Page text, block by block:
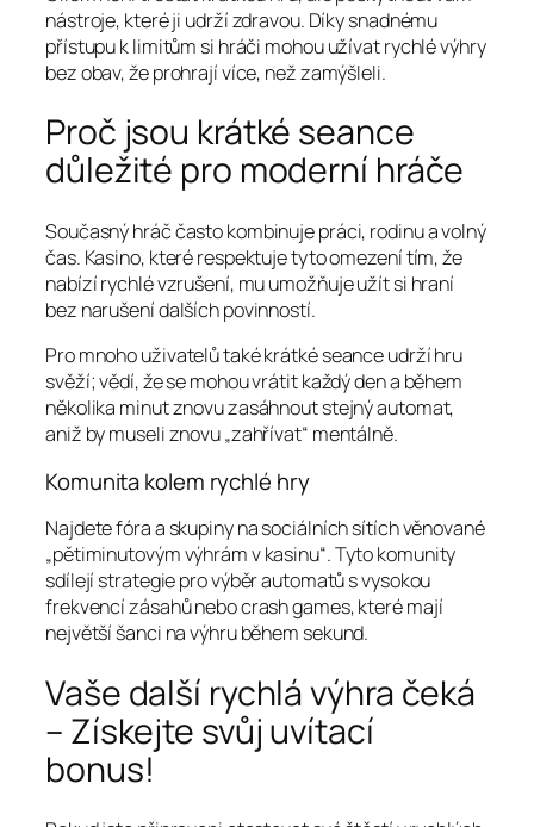
nástroje, které ji udrží zdravou. Díky snadnému
přístupu k limitům si hráči mohou užívat rychlé výhry
bez obav, že prohrají více, než zamýšleli.
Proč jsou krátké seance
důležité pro moderní hráče
Současný hráč často kombinuje práci, rodinu a volný
čas. Kasino, které respektuje tyto omezení tím, že
nabízí rychlé vzrušení, mu umožňuje užít si hraní
bez narušení dalších povinností.
Pro mnoho uživatelů také krátké seance udrží hru
svěží; vědí, že se mohou vrátit každý den a během
několika minut znovu zasáhnout stejný automat,
aniž by museli znovu „zahřívat“ mentálně.
Komunita kolem rychlé hry
Najdete fóra a skupiny na sociálních sítích věnované
„pětiminutovým výhrám v kasinu“. Tyto komunity
sdílejí strategie pro výběr automatů s vysokou
frekvencí zásahů nebo crash games, které mají
největší šanci na výhru během sekund.
Vaše další rychlá výhra čeká
– Získejte svůj uvítací
bonus!